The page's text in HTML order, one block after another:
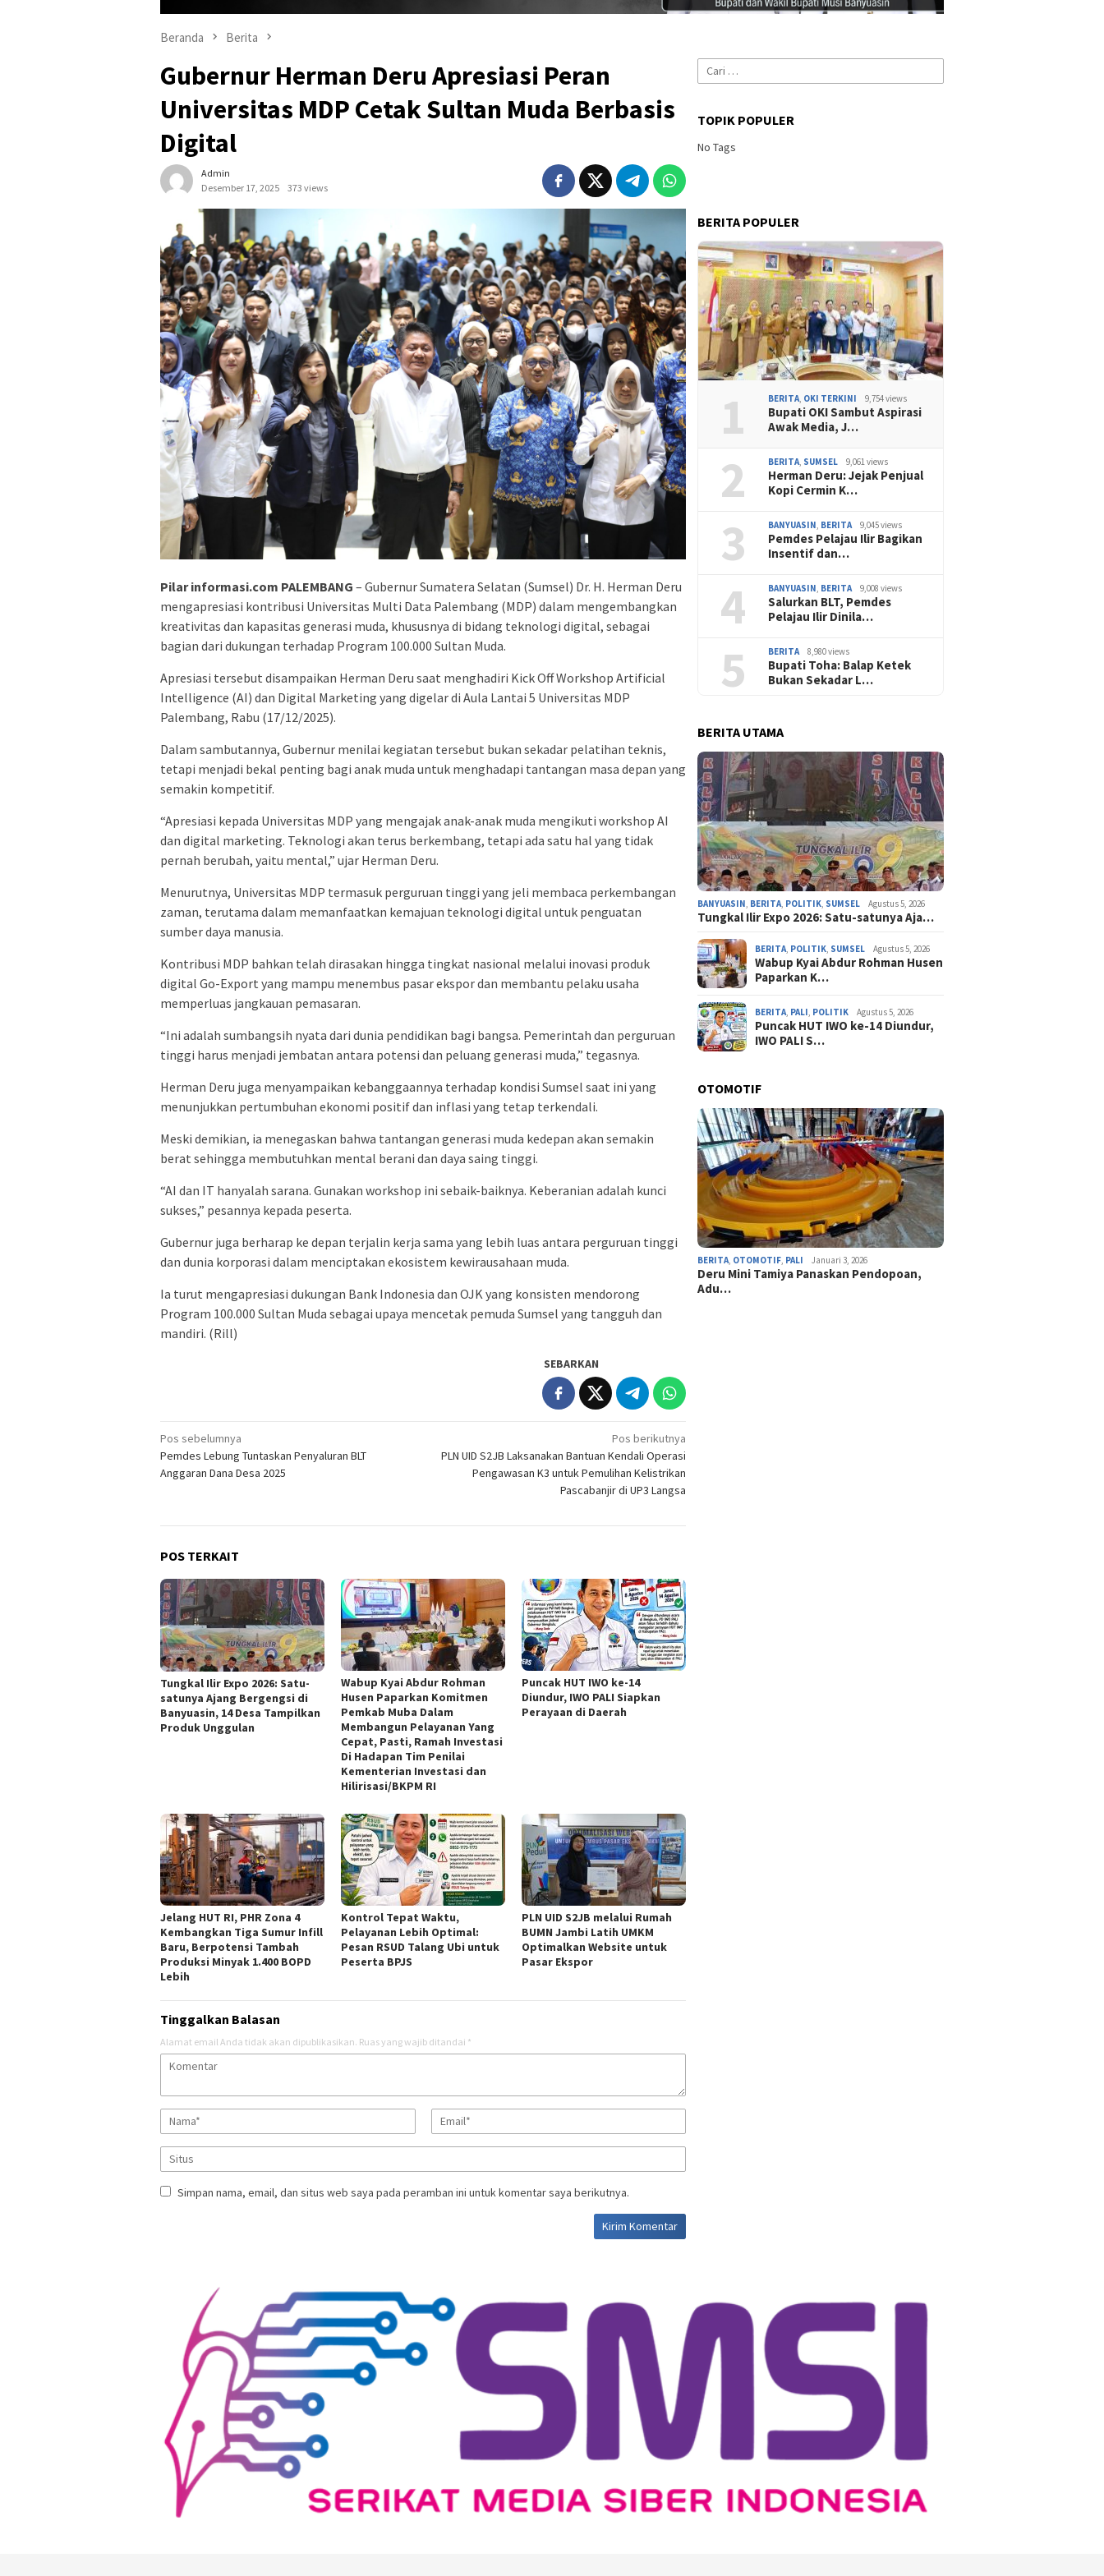
Beranda Berita
Gubernur Herman Deru Apresiasi Peran
Universitas MDP Cetak Sultan Muda Berbasis
Digital
Admin
Desember 17, 2025
373 views
Pilar informasi.com PALEMBANG – Gubernur Sumatera Selatan (Sumsel) Dr. H. Herman Deru
mengapresiasi kontribusi Universitas Multi Data Palembang (MDP) dalam mengembangkan
kreativitas dan kapasitas generasi muda, khususnya di bidang teknologi digital, sebagai
bagian dari dukungan terhadap Program 100.000 Sultan Muda.
Apresiasi tersebut disampaikan Herman Deru saat menghadiri Kick Off Workshop Artificial
Intelligence (AI) dan Digital Marketing yang digelar di Aula Lantai 5 Universitas MDP
Palembang, Rabu (17/12/2025).
Dalam sambutannya, Gubernur menilai kegiatan tersebut bukan sekadar pelatihan teknis,
tetapi menjadi bekal penting bagi anak muda untuk menghadapi tantangan masa depan yang
semakin kompetitif.
“Apresiasi kepada Universitas MDP yang mengajak anak-anak muda mengikuti workshop AI
dan digital marketing. Teknologi akan terus berkembang, tetapi ada satu hal yang tidak
pernah berubah, yaitu mental,” ujar Herman Deru.
Menurutnya, Universitas MDP termasuk perguruan tinggi yang jeli membaca perkembangan
zaman, terutama dalam memanfaatkan kemajuan teknologi digital untuk penguatan
sumber daya manusia.
Kontribusi MDP bahkan telah dirasakan hingga tingkat nasional melalui inovasi produk
digital Go-Export yang mampu menembus pasar ekspor dan membantu pelaku usaha
memperluas jangkauan pemasaran.
“Ini adalah sumbangsih nyata dari dunia pendidikan bagi bangsa. Pemerintah dan perguruan
tinggi harus menjadi jembatan antara potensi dan peluang generasi muda,” tegasnya.
Herman Deru juga menyampaikan kebanggaannya terhadap kondisi Sumsel saat ini yang
menunjukkan pertumbuhan ekonomi positif dan inflasi yang tetap terkendali.
Meski demikian, ia menegaskan bahwa tantangan generasi muda kedepan akan semakin
berat sehingga membutuhkan mental berani dan daya saing tinggi.
“AI dan IT hanyalah sarana. Gunakan workshop ini sebaik-baiknya. Keberanian adalah kunci
sukses,” pesannya kepada peserta.
Gubernur juga berharap ke depan terjalin kerja sama yang lebih luas antara perguruan tinggi
dan dunia korporasi dalam menciptakan ekosistem kewirausahaan muda.
Ia turut mengapresiasi dukungan Bank Indonesia dan OJK yang konsisten mendorong
Program 100.000 Sultan Muda sebagai upaya mencetak pemuda Sumsel yang tangguh dan
mandiri. (Rill)
SEBARKAN
Navigasi
pos
Pos sebelumnya
Pemdes Lebung Tuntaskan Penyaluran BLT
Anggaran Dana Desa 2025
Pos berikutnya
PLN UID S2JB Laksanakan Bantuan Kendali Operasi
Pengawasan K3 untuk Pemulihan Kelistrikan
Pascabanjir di UP3 Langsa
POS TERKAIT
Tungkal Ilir Expo 2026: Satu-
satunya Ajang Bergengsi di
Banyuasin, 14 Desa Tampilkan
Produk Unggulan
Wabup Kyai Abdur Rohman
Husen Paparkan Komitmen
Pemkab Muba Dalam
Membangun Pelayanan Yang
Cepat, Pasti, Ramah Investasi
Di Hadapan Tim Penilai
Kementerian Investasi dan
Hilirisasi/BKPM RI
Puncak HUT IWO ke-14
Diundur, IWO PALI Siapkan
Perayaan di Daerah
Jelang HUT RI, PHR Zona 4
Kembangkan Tiga Sumur Infill
Baru, Berpotensi Tambah
Produksi Minyak 1.400 BOPD
Lebih
Kontrol Tepat Waktu,
Pelayanan Lebih Optimal:
Pesan RSUD Talang Ubi untuk
Peserta BPJS
PLN UID S2JB melalui Rumah
BUMN Jambi Latih UMKM
Optimalkan Website untuk
Pasar Ekspor
Tinggalkan Balasan
Alamat email Anda tidak akan dipublikasikan. Ruas yang wajib ditandai *
Simpan nama, email, dan situs web saya pada peramban ini untuk komentar saya berikutnya.
Cari
untuk:
TOPIK POPULER
No Tags
BERITA POPULER
1 BERITA, OKI TERKINI 9,754 views
Bupati OKI Sambut Aspirasi
Awak Media, J…
2 BERITA, SUMSEL 9,061 views
Herman Deru: Jejak Penjual
Kopi Cermin K…
3 BANYUASIN, BERITA 9,045 views
Pemdes Pelajau Ilir Bagikan
Insentif dan…
4 BANYUASIN, BERITA 9,008 views
Salurkan BLT, Pemdes
Pelajau Ilir Dinila…
5 BERITA 8,980 views
Bupati Toha: Balap Ketek
Bukan Sekadar L…
BERITA UTAMA
BANYUASIN, BERITA, POLITIK, SUMSEL Agustus 5, 2026
Tungkal Ilir Expo 2026: Satu-satunya Aja…
BERITA, POLITIK, SUMSEL Agustus 5, 2026
Wabup Kyai Abdur Rohman Husen
Paparkan K…
BERITA, PALI, POLITIK Agustus 5, 2026
Puncak HUT IWO ke-14 Diundur,
IWO PALI S…
OTOMOTIF
BERITA, OTOMOTIF, PALI Januari 3, 2026
Deru Mini Tamiya Panaskan Pendopoan,
Adu…